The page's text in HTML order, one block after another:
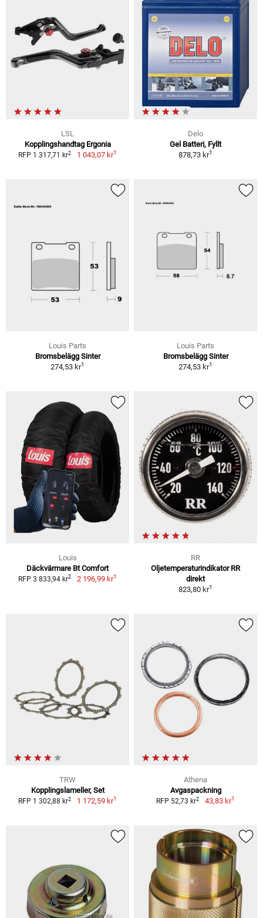
LSL
Kopplingshandtag Ergonia
RFP 1 317,71 kr2 1 043,07 kr1
Delo
Gel Batteri, Fyllt
878,73 kr1
Louis Parts
Bromsbelägg Sinter
274,53 kr1
Louis Parts
Bromsbelägg Sinter
274,53 kr1
Louis
Däckvärmare Bt Comfort
RFP 3 833,94 kr2 2 196,99 kr1
RR
Oljetemperaturindikator RR
direkt
823,80 kr1
TRW
Kopplingslameller, Set
RFP 1 302,88 kr2 1 172,59 kr1
Athena
Avgaspackning
RFP 52,73 kr2 43,83 kr1